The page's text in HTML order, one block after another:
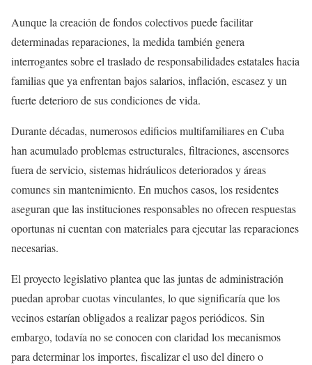
Aunque la creación de fondos colectivos puede facilitar
determinadas reparaciones, la medida también genera
interrogantes sobre el traslado de responsabilidades estatales hacia
familias que ya enfrentan bajos salarios, inflación, escasez y un
fuerte deterioro de sus condiciones de vida.
Durante décadas, numerosos edificios multifamiliares en Cuba
han acumulado problemas estructurales, filtraciones, ascensores
fuera de servicio, sistemas hidráulicos deteriorados y áreas
comunes sin mantenimiento. En muchos casos, los residentes
aseguran que las instituciones responsables no ofrecen respuestas
oportunas ni cuentan con materiales para ejecutar las reparaciones
necesarias.
El proyecto legislativo plantea que las juntas de administración
puedan aprobar cuotas vinculantes, lo que significaría que los
vecinos estarían obligados a realizar pagos periódicos. Sin
embargo, todavía no se conocen con claridad los mecanismos
para determinar los importes, fiscalizar el uso del dinero o